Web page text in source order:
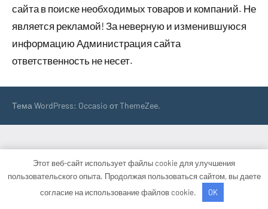
сайта в поиске необходимых товаров и компаний. Не
является рекламой! За неверную и изменившуюся
информацию Администрация сайта
ответственность не несет.
Тема WordPress: Occasio от ThemeZee.
Этот веб-сайт использует файлы cookie для улучшения
пользовательского опыта. Продолжая пользоваться сайтом, вы даете
согласие на использование файлов cookie.
OK